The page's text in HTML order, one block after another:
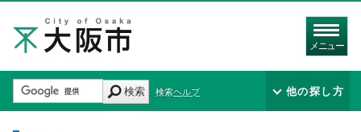
メニュー
検索 検索ヘルプ 他の探し方